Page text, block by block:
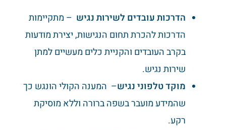
הדרכות עובדים לשירות נגיש – מתקיימות
הדרכות להכרת תחום הנגישות, יצירת מודעות
בקרב העובדים והקניית כלים מעשיים למתן
שירות נגיש.
מוקד טלפוני נגיש– המענה הקולי הונגש כך
שהמידע מועבר בשפה ברורה וללא מוסיקת
רקע.